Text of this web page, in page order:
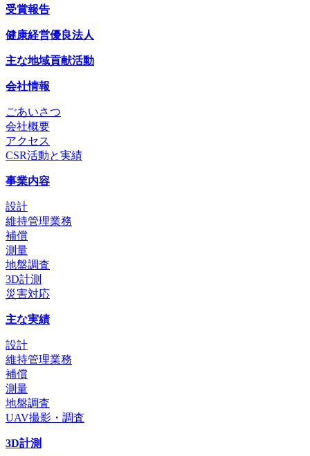
受賞報告
健康経営優良法人
主な地域貢献活動
会社情報
ごあいさつ
会社概要
アクセス
CSR活動と実績
事業内容
設計
維持管理業務
補償
測量
地盤調査
3D計測
災害対応
主な実績
設計
維持管理業務
補償
測量
地盤調査
UAV撮影・調査
3D計測